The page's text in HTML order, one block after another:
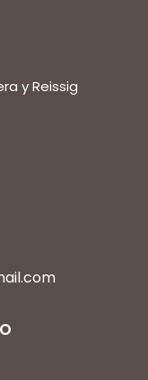
y Reissig